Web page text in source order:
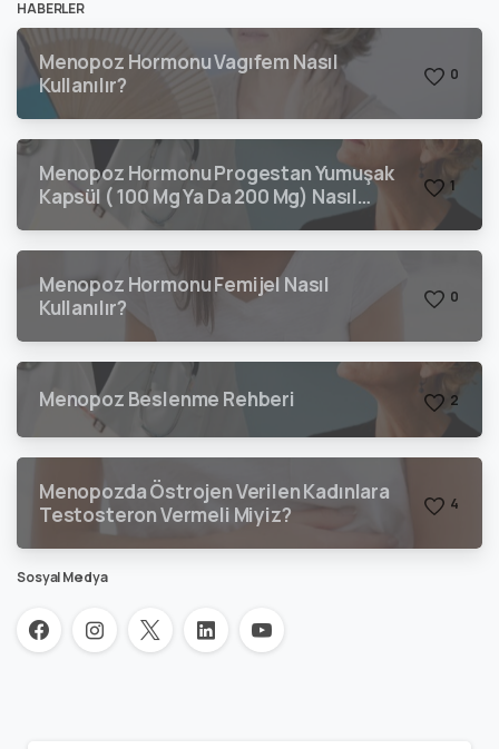
HABERLER
Menopoz Hormonu Vagıfem Nasıl
Kullanılır?
0
Menopoz Hormonu Progestan Yumuşak
Kapsül ( 100 Mg Ya Da 200 Mg) Nasıl
Kullanılır?
1
Menopoz Hormonu Femijel Nasıl
Kullanılır?
0
Menopoz Beslenme Rehberi 2
Menopozda Östrojen Verilen Kadınlara
Testosteron Vermeli Miyiz?
4
Sosyal Medya